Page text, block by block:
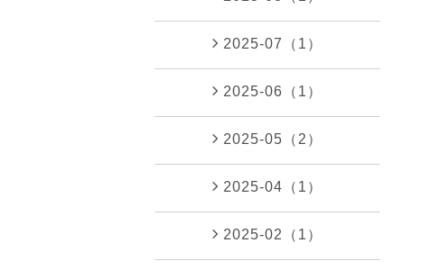
2025-07（1）
2025-06（1）
2025-05（2）
2025-04（1）
2025-02（1）